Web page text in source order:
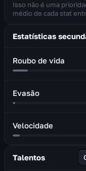
Isso não é uma
médio de cada stat
Estatísticas
Roubo de vida
Evasão
Velocidade
Talentos